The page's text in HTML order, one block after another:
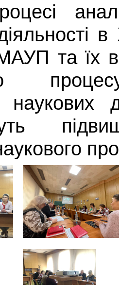
МАУП та їх
наукових